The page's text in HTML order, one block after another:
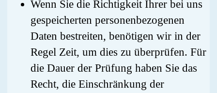
Wenn Sie die Richtigkeit Ihrer bei uns
gespeicherten personenbezogenen
Daten bestreiten, benötigen wir in der
Regel Zeit, um dies zu überprüfen. Für
die Dauer der Prüfung haben Sie das
Recht, die Einschränkung der